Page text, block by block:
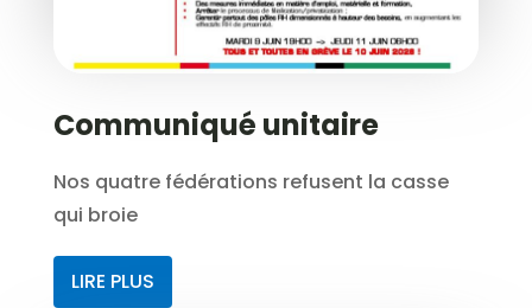
Communiqué unitaire
Nos quatre fédérations refusent la casse
qui broie
LIRE PLUS